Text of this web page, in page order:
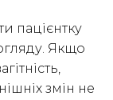
пацієнтку
Якщо
змін не